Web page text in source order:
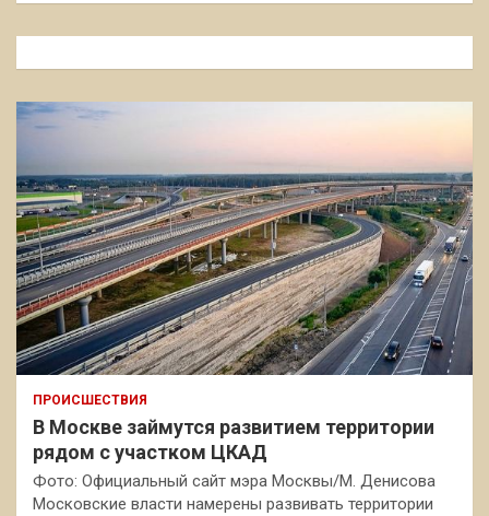
к
ПРОИСШЕСТВИЯ
В Москве займутся развитием территории
рядом с участком ЦКАД
Фото: Официальный сайт мэра Москвы/М. Денисова
Московские власти намерены развивать территории